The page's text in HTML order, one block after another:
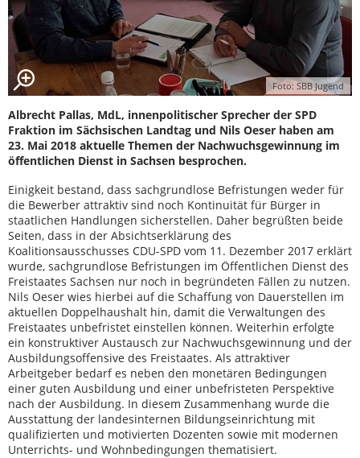
Foto: SBB Jugend
Albrecht Pallas, MdL, innenpolitischer Sprecher der SPD
Fraktion im Sächsischen Landtag und Nils Oeser haben am
23. Mai 2018 aktuelle Themen der Nachwuchsgewinnung im
öffentlichen Dienst in Sachsen besprochen.
Einigkeit bestand, dass sachgrundlose Befristungen weder für
die Bewerber attraktiv sind noch Kontinuität für Bürger in
staatlichen Handlungen sicherstellen. Daher begrüßten beide
Seiten, dass in der Absichtserklärung des
Koalitionsausschusses CDU-SPD vom 11. Dezember 2017 erklärt
wurde, sachgrundlose Befristungen im Öffentlichen Dienst des
Freistaates Sachsen nur noch in begründeten Fällen zu nutzen.
Nils Oeser wies hierbei auf die Schaffung von Dauerstellen im
aktuellen Doppelhaushalt hin, damit die Verwaltungen des
Freistaates unbefristet einstellen können. Weiterhin erfolgte
ein konstruktiver Austausch zur Nachwuchsgewinnung und der
Ausbildungsoffensive des Freistaates. Als attraktiver
Arbeitgeber bedarf es neben den monetären Bedingungen
einer guten Ausbildung und einer unbefristeten Perspektive
nach der Ausbildung. In diesem Zusammenhang wurde die
Ausstattung der landesinternen Bildungseinrichtung mit
qualifizierten und motivierten Dozenten sowie mit modernen
Unterrichts- und Wohnbedingungen thematisiert.